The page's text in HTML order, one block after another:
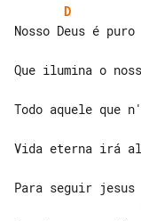
D
Vida eterna irá